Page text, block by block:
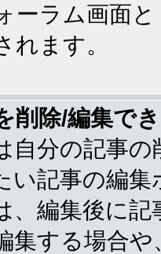
ーラム画面
れます。
削除/編集で
自分の記事
い記事の編
、編集後に
集する場合